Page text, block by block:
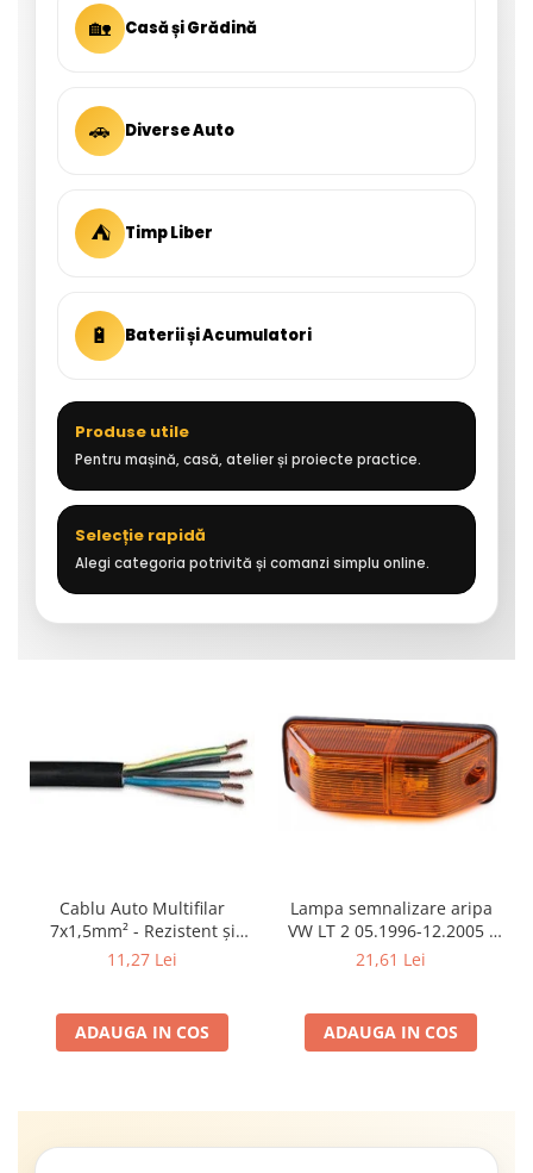
🏡 Casă și Grădină
🚗 Diverse Auto
⛺ Timp Liber
🔋 Baterii și Acumulatori
Produse utile
Pentru mașină, casă, atelier și proiecte practice.
Selecție rapidă
Alegi categoria potrivită și comanzi simplu online.
Cablu Auto Multifilar
7x1,5mm² - Rezistent și
Flexibil pentru Remorci 12V-
11,27 Lei
ADAUGA IN COS
Lampa semnalizare aripa
VW LT 2 05.1996-12.2005 ;
Mercedes Sprinter 1995-
Neoplan Euroliner,
Starliner,Centroliner,
21,61 Lei
ADAUGA IN COS